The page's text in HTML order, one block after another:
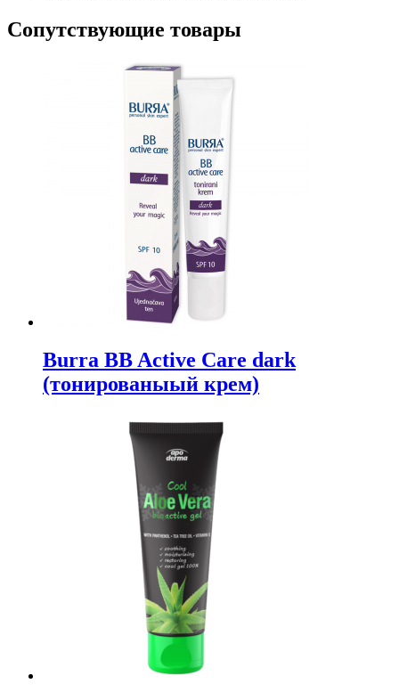
Сопутствующие товары
Burra BB Active Care dark
(тонированыый крем)